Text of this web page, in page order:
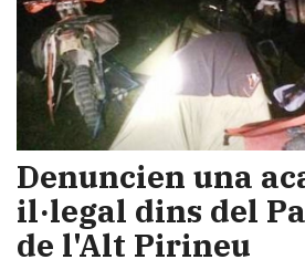
​Denuncien una
il·legal dins del
de l'Alt Pirineu